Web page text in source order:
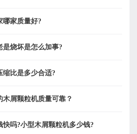
哪家质量好?
是烧坏是怎么加事?
缩比是多少合适?
木屑颗粒机质量可靠？
吗?小型木屑颗粒机多少钱?